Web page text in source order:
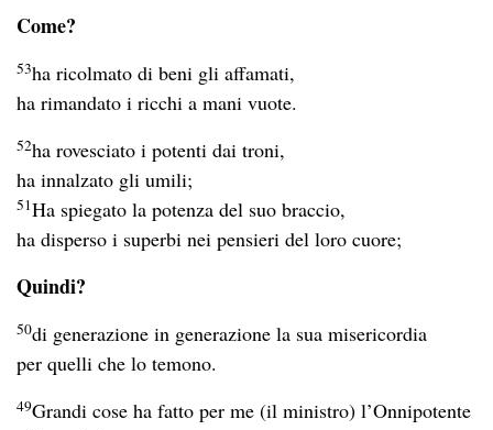
Come?
53ha ricolmato di beni gli affamati,
ha rimandato i ricchi a mani vuote.
52ha rovesciato i potenti dai troni,
ha innalzato gli umili;
51Ha spiegato la potenza del suo braccio,
ha disperso i superbi nei pensieri del loro cuore;
Quindi?
50di generazione in generazione la sua misericordia
per quelli che lo temono.
49Grandi cose ha fatto per me (il ministro) l’Onnipotente